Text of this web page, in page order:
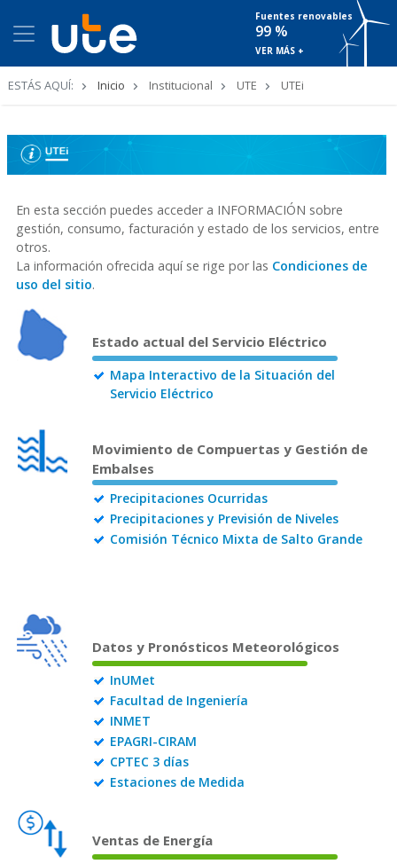
Fuentes renovables
99 %
VER MÁS +
ESTÁS AQUÍ: Inicio Institucional UTE UTEi
En esta sección puedes acceder a INFORMACIÓN sobre
gestión, consumo, facturación y estado de los servicios, entre
otros.
La información ofrecida aquí se rige por las Condiciones de
uso del sitio.
Estado actual del Servicio Eléctrico
Mapa Interactivo de la Situación del
Servicio Eléctrico
Movimiento de Compuertas y Gestión de
Embalses
Precipitaciones Ocurridas
Precipitaciones y Previsión de Niveles
Comisión Técnico Mixta de Salto Grande
Datos y Pronósticos Meteorológicos
InUMet
Facultad de Ingeniería
INMET
EPAGRI-CIRAM
CPTEC 3 días
Estaciones de Medida
Ventas de Energía